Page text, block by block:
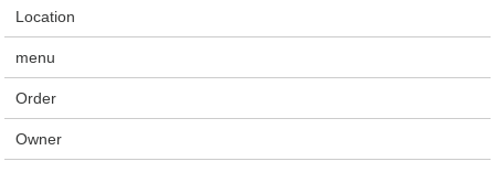
Location
menu
Order
Owner